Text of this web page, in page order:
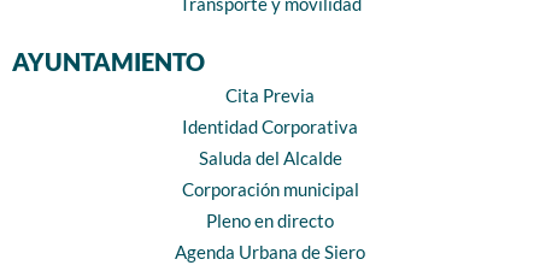
AYUNTAMIENTO
Cita Previa
Identidad Corporativa
Saluda del Alcalde
Corporación municipal
Pleno en directo
Agenda Urbana de Siero